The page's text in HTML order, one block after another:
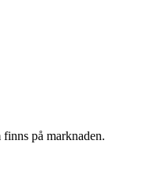
på marknaden.